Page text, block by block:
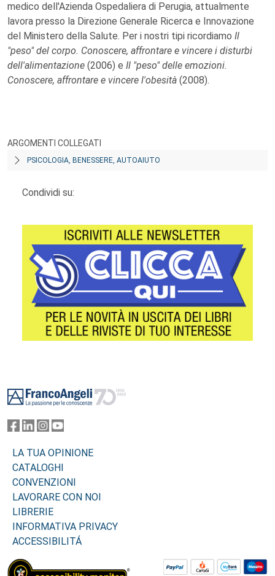
medico dell'Azienda Ospedaliera di Perugia, attualmente
lavora presso la Direzione Generale Ricerca e Innovazione
del Ministero della Salute. Per i nostri tipi ricordiamo Il
"peso" del corpo. Conoscere, affrontare e vincere i disturbi
dell'alimentazione (2006) e Il "peso" delle emozioni.
Conoscere, affrontare e vincere l'obesità (2008).
ARGOMENTI COLLEGATI
PSICOLOGIA, BENESSERE, AUTOAIUTO
Condividi su:
LA TUA OPINIONE
CATALOGHI
CONVENZIONI
LAVORARE CON NOI
LIBRERIE
INFORMATIVA PRIVACY
ACCESSIBILITÁ